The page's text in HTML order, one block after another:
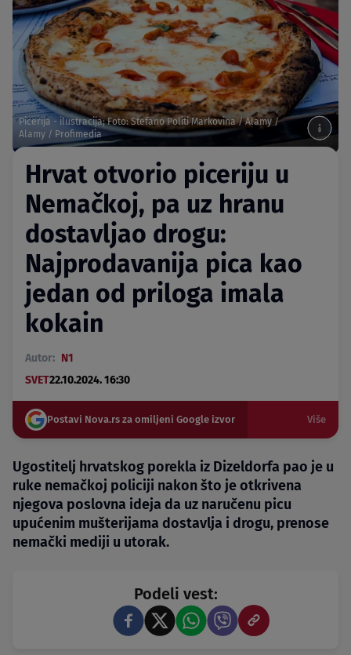
Picerija - ilustracija; Foto: Stefano Politi Markovina / Alamy /
Alamy / Profimedia
Hrvat otvorio piceriju u
Nemačkoj, pa uz hranu
dostavljao drogu:
Najprodavanija pica kao
jedan od priloga imala
kokain
Autor: N1
SVET22.10.2024. 16:30
Postavi Nova.rs za omiljeni Google izvor Više
Ugostitelj hrvatskog porekla iz Dizeldorfa pao je u
ruke nemačkoj policiji nakon što je otkrivena
njegova poslovna ideja da uz naručenu picu
upućenim mušterijama dostavlja i drogu, prenose
nemački mediji u utorak.
Podeli vest: